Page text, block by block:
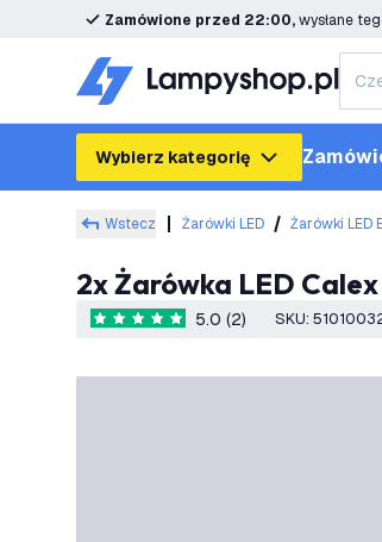
Zamówione przed 22:00,wysłane
Wybierz kategorię
Wstecz Żarówki LED Żarówki LED
2x Żarówka LED
5 Gwiazdki oceny
5.0 (2) SKU: